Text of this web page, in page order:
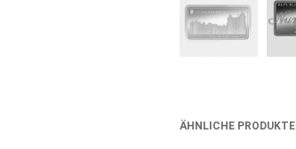
ÄHNLICHE PRODUKTE